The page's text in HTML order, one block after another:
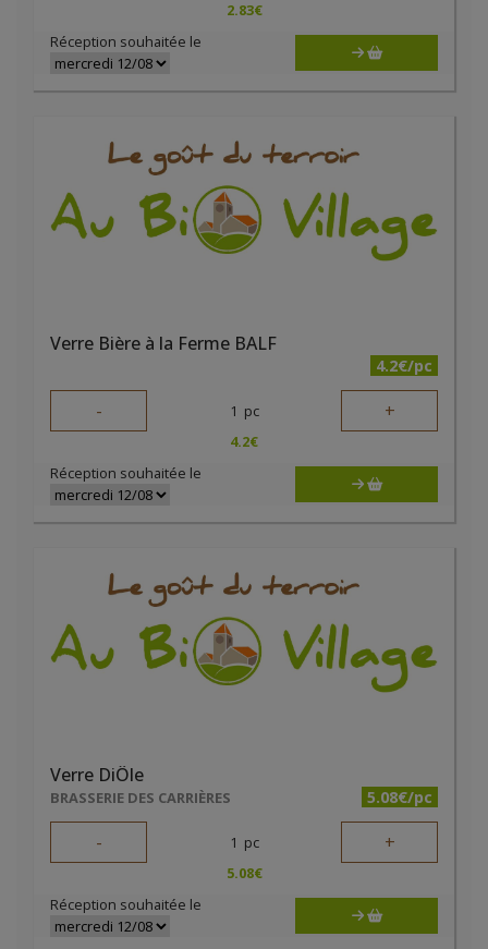
2.83€
Réception souhaitée le
Verre Bière à la Ferme BALF
4.2€/pc
- 1 pc +
4.2€
Réception souhaitée le
Verre DiÔle
BRASSERIE DES CARRIÈRES 5.08€/pc
- 1 pc +
5.08€
Réception souhaitée le